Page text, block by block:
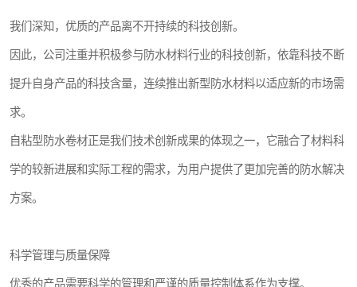
我们深知，优质的产品离不开持续的科技创新。
因此，公司注重并积极参与防水材料行业的科技创新，依靠科技不断
提升自身产品的科技含量，连续推出新型防水材料以适应新的市场需
求。
自粘型防水卷材正是我们技术创新成果的体现之一，它融合了材料科
学的较新进展和实际工程的需求，为用户提供了更加完善的防水解决
方案。
科学管理与质量保障
优秀的产品需要科学的管理和严谨的质量控制体系作为支撑。